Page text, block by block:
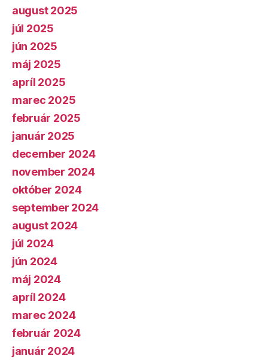
august 2025
júl 2025
jún 2025
máj 2025
apríl 2025
marec 2025
február 2025
január 2025
december 2024
november 2024
október 2024
september 2024
august 2024
júl 2024
jún 2024
máj 2024
apríl 2024
marec 2024
február 2024
január 2024